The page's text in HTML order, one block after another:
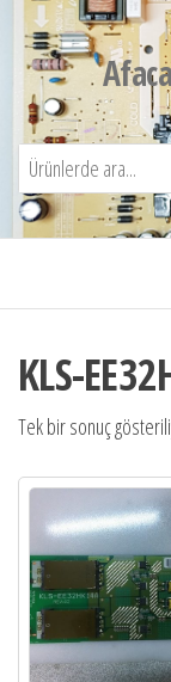
İçeriğe
KLS-
Tek bir sonuç